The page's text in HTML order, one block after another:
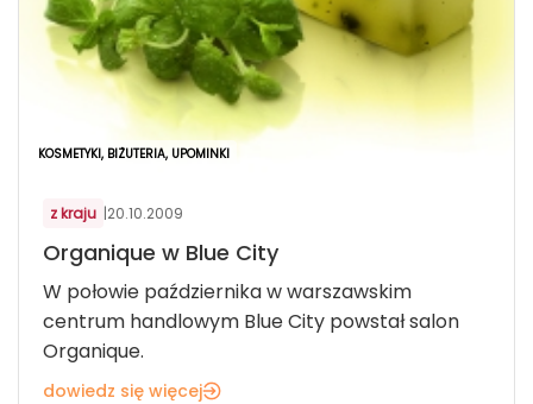
KOSMETYKI, BIŻUTERIA, UPOMINKI
z kraju |20.10.2009
Organique w Blue City
W połowie października w warszawskim
centrum handlowym Blue City powstał salon
Organique.
dowiedz się więcej